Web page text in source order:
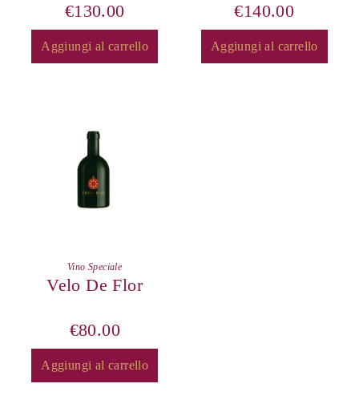
€130.00
Aggiungi al carrello
€140.00
Aggiungi al carrello
Vino Speciale
Velo De Flor
€80.00
Aggiungi al carrello